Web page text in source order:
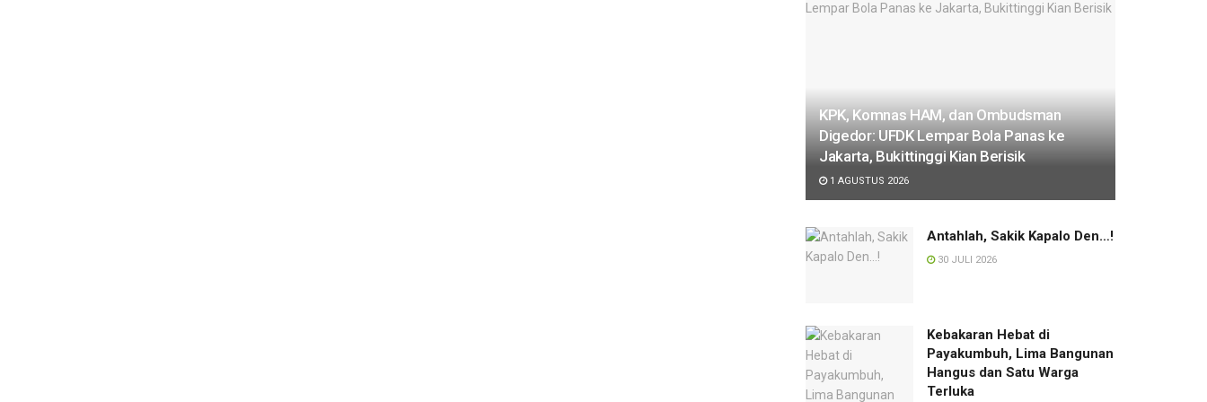
KPK, Komnas HAM, dan Ombudsman
Digedor: UFDK Lempar Bola Panas ke
Jakarta, Bukittinggi Kian Berisik
1 AGUSTUS 2026
Antahlah, Sakik Kapalo Den…!
30 JULI 2026
Kebakaran Hebat di
Payakumbuh, Lima Bangunan
Hangus dan Satu Warga
Terluka